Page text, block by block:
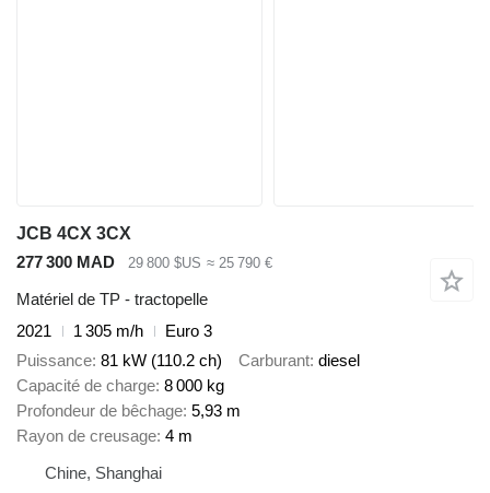
JCB 4CX 3CX
277 300 MAD
29 800 $US ≈ 25 790 €
Matériel de TP - tractopelle
2021
1 305 m/h
Euro 3
Puissance 81 kW (110.2 ch) Carburant diesel
Capacité de charge 8 000 kg
Profondeur de bêchage 5,93 m
Rayon de creusage 4 m
Chine, Shanghai